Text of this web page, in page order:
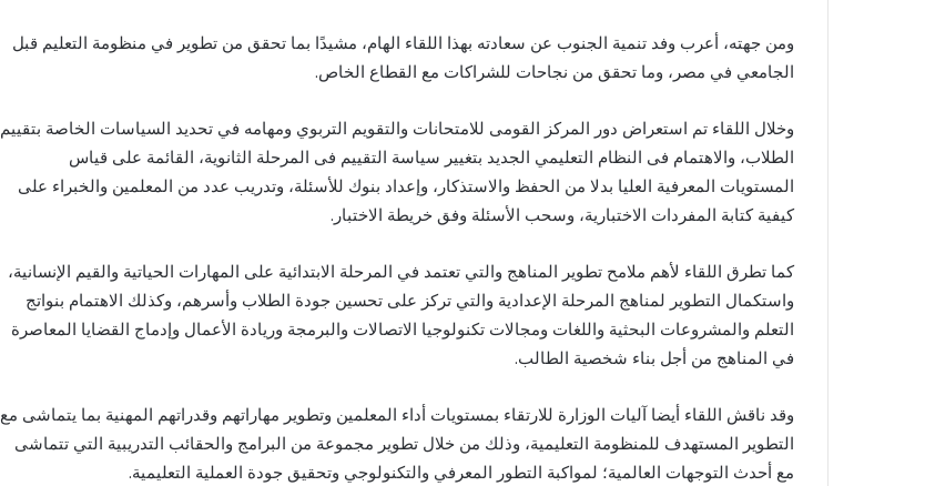
ومن جهته، أعرب وفد تنمية الجنوب عن سعادته بهذا اللقاء الهام، مشيدًا بما تحقق من تطوير في منظومة التعليم قبل
الجامعي في مصر، وما تحقق من نجاحات للشراكات مع القطاع الخاص.
وخلال اللقاء تم استعراض دور المركز القومى للامتحانات والتقويم التربوي ومهامه في تحديد السياسات الخاصة بتقييم
الطلاب، والاهتمام فى النظام التعليمي الجديد بتغيير سياسة التقييم فى المرحلة الثانوية، القائمة على قياس
المستويات المعرفية العليا بدلا من الحفظ والاستذكار، وإعداد بنوك للأسئلة، وتدريب عدد من المعلمين والخبراء على
كيفية كتابة المفردات الاختبارية، وسحب الأسئلة وفق خريطة الاختبار.
كما تطرق اللقاء لأهم ملامح تطوير المناهج والتي تعتمد في المرحلة الابتدائية على المهارات الحياتية والقيم الإنسانية،
واستكمال التطوير لمناهج المرحلة الإعدادية والتي تركز على تحسين جودة الطلاب وأسرهم، وكذلك الاهتمام بنواتج
التعلم والمشروعات البحثية واللغات ومجالات تكنولوجيا الاتصالات والبرمجة وريادة الأعمال وإدماج القضايا المعاصرة
في المناهج من أجل بناء شخصية الطالب.
وقد ناقش اللقاء أيضا آليات الوزارة للارتقاء بمستويات أداء المعلمين وتطوير مهاراتهم وقدراتهم المهنية بما يتماشى مع
التطوير المستهدف للمنظومة التعليمية، وذلك من خلال تطوير مجموعة من البرامج والحقائب التدريبية التي تتماشى
مع أحدث التوجهات العالمية؛ لمواكبة التطور المعرفي والتكنولوجي وتحقيق جودة العملية التعليمية.